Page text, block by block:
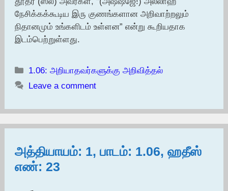
நேசிக்கக்கூடிய இரு குணங்களான அறிவாற்றலும்
நிதானமும் உங்களிடம் உள்ளன” என்று கூறியதாக
இடம்பெற்றுள்ளது.
Categories
1.06: அறியாதவர்களுக்கு அறிவித்தல்
Leave a comment
அத்தியாயம்: 1, பாடம்: 1.06, ஹதீஸ்
எண்: 23